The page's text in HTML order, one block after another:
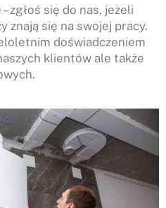
zgłoś się do nas, jeżeli
znają się na swojej pracy.
doświadczeniem
klientów ale także